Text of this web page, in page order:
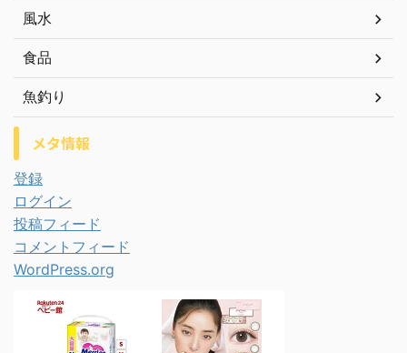
風水
食品
魚釣り
メタ情報
登録
ログイン
投稿フィード
コメントフィード
WordPress.org